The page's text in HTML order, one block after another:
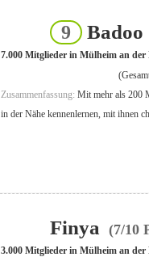
9 Badoo
7.000 Mitglieder in Mülheim an
Zusammenfassung: Mit mehr als 200
in der Nähe kennenlernen, mit ihnen
Finya (7/10
3.000 Mitglieder in Mülheim an